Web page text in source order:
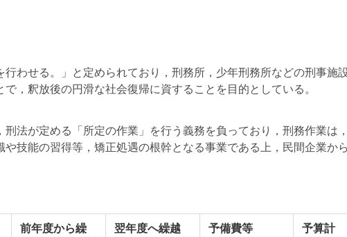
わせる。」と定められており，刑務所，少年刑務所などの刑事施
，釈放後の円滑な社会復帰に資することを目的としている。
法が定める「所定の作業」を行う義務を負っており，刑務作業は
技能の習得等，矯正処遇の根幹となる事業である上，民間企業か
前年度から繰
翌年度へ繰越
予備費等 予算計